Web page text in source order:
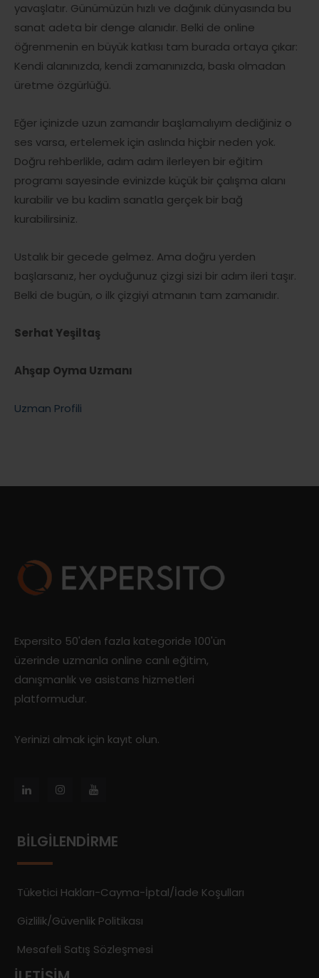
yavaşlatır. Günümüzün hızlı ve dağınık dünyasında bu
sanat adeta bir denge alanıdır. Belki de online
öğrenmenin en büyük katkısı tam burada ortaya çıkar:
Kendi alanınızda, kendi zamanınızda, baskı olmadan
üretme özgürlüğü.
Eğer içinizde uzun zamandır başlamalıyım dediğiniz o
ses varsa, ertelemek için aslında hiçbir neden yok.
Doğru rehberlikle, adım adım ilerleyen bir eğitim
programı sayesinde evinizde küçük bir çalışma alanı
kurabilir ve bu kadim sanatla gerçek bir bağ
kurabilirsiniz.
Ustalık bir gecede gelmez. Ama doğru yerden
başlarsanız, her oyduğunuz çizgi sizi bir adım ileri taşır.
Belki de bugün, o ilk çizgiyi atmanın tam zamanıdır.
Serhat Yeşiltaş
Ahşap Oyma Uzmanı
Uzman Profili
Expersito 50'den fazla kategoride 100'ün
üzerinde uzmanla online canlı eğitim,
danışmanlık ve asistans hizmetleri
platformudur.
Yerinizi almak için kayıt olun.
BILGILENDIRME
Tüketici Hakları-Cayma-İptal/İade Koşulları
Gizlilik/Güvenlik Politikası
Mesafeli Satış Sözleşmesi